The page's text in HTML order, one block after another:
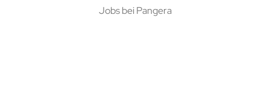
Jobs bei Pangera